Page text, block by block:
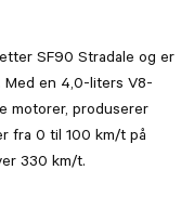
SF90 Stradale og er
Med en 4,0-liters V8-
motorer, produserer
fra 0 til 100 km/t på
330 km/t.